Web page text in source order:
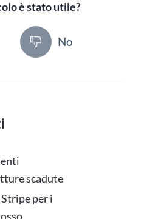
è stato utile?
No
scadute
per i